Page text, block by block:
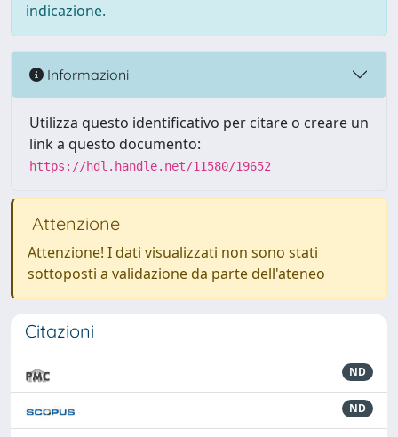
indicazione.
Informazioni
Utilizza questo identificativo per citare o creare un
link a questo documento:
https://hdl.handle.net/11580/19652
Attenzione
Attenzione! I dati visualizzati non sono stati
sottoposti a validazione da parte dell'ateneo
Citazioni
ND
ND